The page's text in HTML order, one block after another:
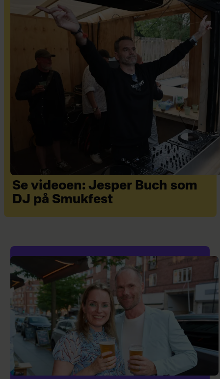
Se videoen: Jesper Buch som
DJ på Smukfest